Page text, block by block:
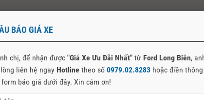
nổi bật cả khi di chuyển trong phố lẫn trên những cung
BÁO GIÁ XE
chị, để nhận được "Giá Xe Ưu Đãi Nhất" từ Ford Long Biên,
liên hệ ngay Hotline theo số 0979.02.8283 hoặc điền thông
báo giá dưới đây. Xin cảm ơn!